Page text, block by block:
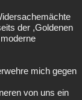
der ,Goldenen
mich gegen
von uns ein